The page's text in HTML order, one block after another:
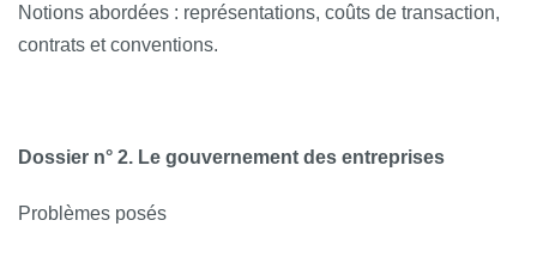
Notions abordées : représentations, coûts de transaction,
contrats et conventions.
Dossier n° 2. Le gouvernement des entreprises
Problèmes posés